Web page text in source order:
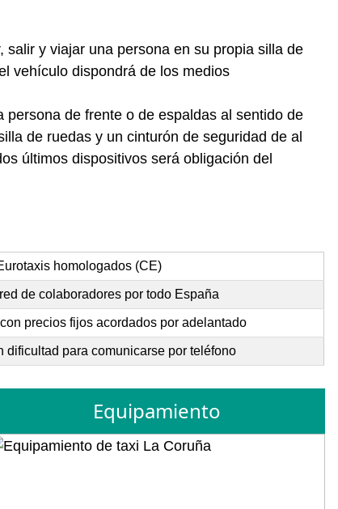
y viajar una persona en su propia silla de
vehículo dispondrá de los medios
de frente o de espaldas al sentido de
de ruedas y un cinturón de seguridad de al
últimos dispositivos será obligación del
homologados (CE)
de colaboradores por todo España
precios fijos acordados por adelantado
dificultad para comunicarse por teléfono
Equipamiento